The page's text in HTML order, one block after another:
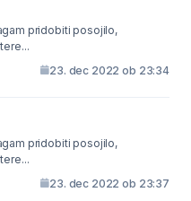
pridobiti posojilo,
23. dec 2022 ob 23:34
pridobiti posojilo,
23. dec 2022 ob 23:37